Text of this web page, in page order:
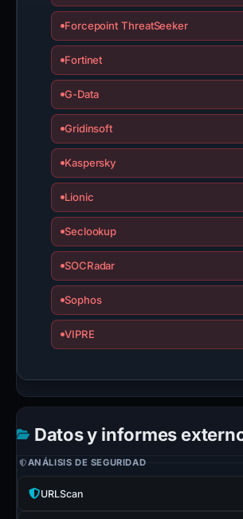
Forcepoint ThreatSeeker
Fortinet
G-Data
Gridinsoft
Kaspersky
Lionic
Seclookup
SOCRadar
Sophos
VIPRE
Datos y informes
ANÁLISIS DE SEGURIDAD
URLScan